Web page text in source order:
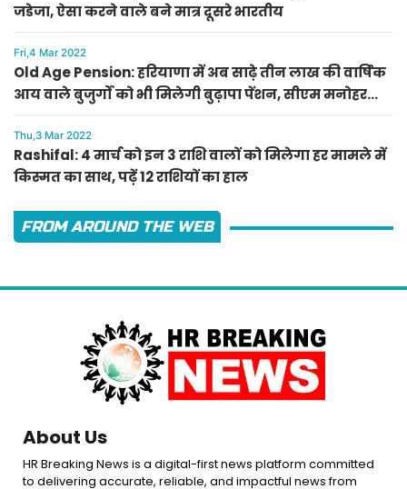
जडेजा, ऐसा करने वाले बने मात्र दूसरे भारतीय
Fri,4 Mar 2022
Old Age Pension: हरियाणा में अब साढ़े तीन लाख की वार्षिक
आय वाले बुजुर्गों को भी मिलेगी बुढ़ापा पेंशन, सीएम मनोहर
लाल का ऐलान
Thu,3 Mar 2022
Rashifal: 4 मार्च को इन 3 राशि वालों को मिलेगा हर मामले में
किस्मत का साथ, पढ़ें 12 राशियों का हाल
FROM AROUND THE WEB
About Us
HR Breaking News is a digital-first news platform committed
to delivering accurate, reliable, and impactful news from